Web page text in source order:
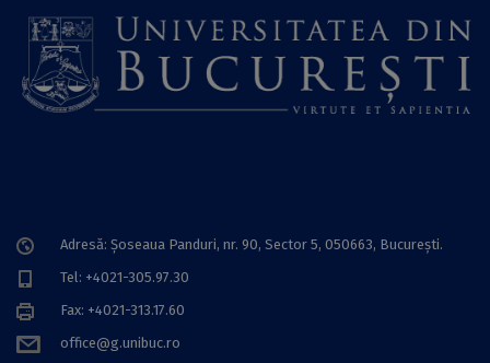
Adresă: Șoseaua Panduri, nr. 90, Sector 5, 050663, Bucureşti.
Tel: +4021-305.97.30
Fax: +4021-313.17.60
office@g.unibuc.ro